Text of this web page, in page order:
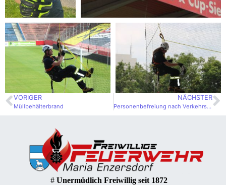
VORIGER
Müllbehälterbrand
NÄCHSTER
Personenbefreiung nach Verkehrsunfall
# Unermüdlich Freiwillig seit 1872